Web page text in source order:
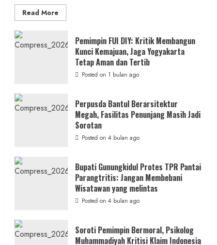
Read More
more
Gedung
KDMP
Rp1,6
Miliar,
Diduga
Hanya
Kontraktor:
Ketum
PWRI
Minta
Pemimpin FUI DIY: Kritik Membangun
Kunci Kemajuan, Jaga Yogyakarta
Tetap Aman dan Tertib
Posted on 1 bulan ago
Perpusda Bantul Berarsitektur
Megah, Fasilitas Penunjang Masih Jadi
Sorotan
Posted on 4 bulan ago
Bupati Gunungkidul Protes TPR Pantai
Parangtritis: Jangan Membebani
Wisatawan yang melintas
Posted on 4 bulan ago
Soroti Pemimpin Bermoral, Psikolog
Muhammadiyah Kritisi Klaim Indonesia